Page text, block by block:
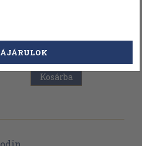
Kosárba